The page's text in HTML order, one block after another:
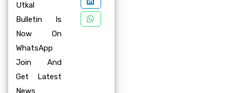
Utkal
Bulletin Is
Now On
WhatsApp
Join And
Get Latest
News